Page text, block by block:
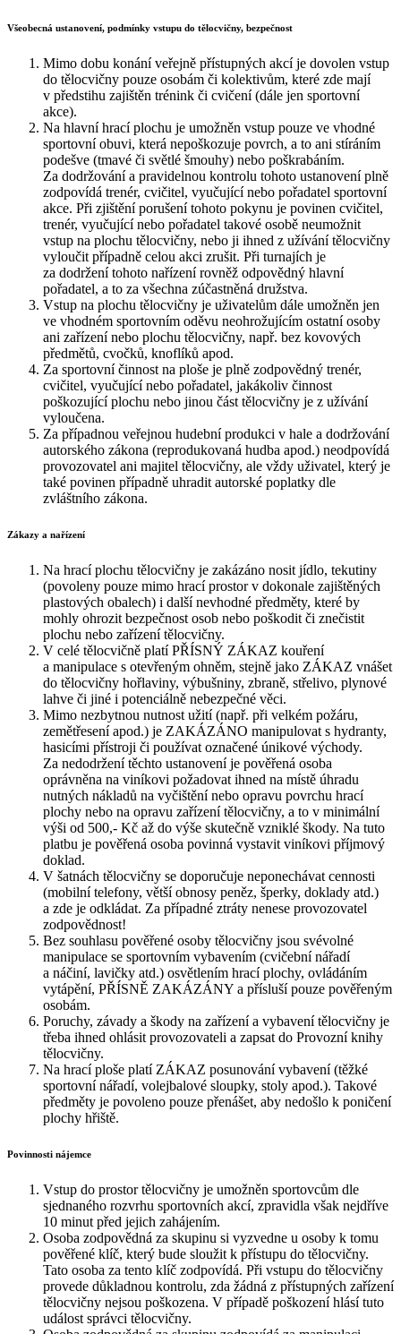
Všeobecná ustanovení, podmínky vstupu do tělocvičny, bezpečnost
Mimo dobu konání veřejně přístupných akcí je dovolen vstup
do tělocvičny pouze osobám či kolektivům, které zde mají
v předstihu zajištěn trénink či cvičení (dále jen sportovní
akce).
Na hlavní hrací plochu je umožněn vstup pouze ve vhodné
sportovní obuvi, která nepoškozuje povrch, a to ani stíráním
podešve (tmavé či světlé šmouhy) nebo poškrabáním.
Za dodržování a pravidelnou kontrolu tohoto ustanovení plně
zodpovídá trenér, cvičitel, vyučující nebo pořadatel sportovní
akce. Při zjištění porušení tohoto pokynu je povinen cvičitel,
trenér, vyučující nebo pořadatel takové osobě neumožnit
vstup na plochu tělocvičny, nebo ji ihned z užívání tělocvičny
vyloučit případně celou akci zrušit. Při turnajích je
za dodržení tohoto nařízení rovněž odpovědný hlavní
pořadatel, a to za všechna zúčastněná družstva.
Vstup na plochu tělocvičny je uživatelům dále umožněn jen
ve vhodném sportovním oděvu neohrožujícím ostatní osoby
ani zařízení nebo plochu tělocvičny, např. bez kovových
předmětů, cvočků, knoflíků apod.
Za sportovní činnost na ploše je plně zodpovědný trenér,
cvičitel, vyučující nebo pořadatel, jakákoliv činnost
poškozující plochu nebo jinou část tělocvičny je z užívání
vyloučena.
Za případnou veřejnou hudební produkci v hale a dodržování
autorského zákona (reprodukovaná hudba apod.) neodpovídá
provozovatel ani majitel tělocvičny, ale vždy uživatel, který je
také povinen případně uhradit autorské poplatky dle
zvláštního zákona.
Zákazy a nařízení
Na hrací plochu tělocvičny je zakázáno nosit jídlo, tekutiny
(povoleny pouze mimo hrací prostor v dokonale zajištěných
plastových obalech) i další nevhodné předměty, které by
mohly ohrozit bezpečnost osob nebo poškodit či znečistit
plochu nebo zařízení tělocvičny.
V celé tělocvičně platí PŘÍSNÝ ZÁKAZ kouření
a manipulace s otevřeným ohněm, stejně jako ZÁKAZ vnášet
do tělocvičny hořlaviny, výbušniny, zbraně, střelivo, plynové
lahve či jiné i potenciálně nebezpečné věci.
Mimo nezbytnou nutnost užití (např. při velkém požáru,
zemětřesení apod.) je ZAKÁZÁNO manipulovat s hydranty,
hasicími přístroji či používat označené únikové východy.
Za nedodržení těchto ustanovení je pověřená osoba
oprávněna na viníkovi požadovat ihned na místě úhradu
nutných nákladů na vyčištění nebo opravu povrchu hrací
plochy nebo na opravu zařízení tělocvičny, a to v minimální
výši od 500,- Kč až do výše skutečně vzniklé škody. Na tuto
platbu je pověřená osoba povinná vystavit viníkovi příjmový
doklad.
V šatnách tělocvičny se doporučuje neponechávat cennosti
(mobilní telefony, větší obnosy peněz, šperky, doklady atd.)
a zde je odkládat. Za případné ztráty nenese provozovatel
zodpovědnost!
Bez souhlasu pověřené osoby tělocvičny jsou svévolné
manipulace se sportovním vybavením (cvičební nářadí
a náčiní, lavičky atd.) osvětlením hrací plochy, ovládáním
vytápění, PŘÍSNĚ ZAKÁZÁNY a přísluší pouze pověřeným
osobám.
Poruchy, závady a škody na zařízení a vybavení tělocvičny je
třeba ihned ohlásit provozovateli a zapsat do Provozní knihy
tělocvičny.
Na hrací ploše platí ZÁKAZ posunování vybavení (těžké
sportovní nářadí, volejbalové sloupky, stoly apod.). Takové
předměty je povoleno pouze přenášet, aby nedošlo k poničení
plochy hřiště.
Povinnosti nájemce
Vstup do prostor tělocvičny je umožněn sportovcům dle
sjednaného rozvrhu sportovních akcí, zpravidla však nejdříve
10 minut před jejich zahájením.
Osoba zodpovědná za skupinu si vyzvedne u osoby k tomu
pověřené klíč, který bude sloužit k přístupu do tělocvičny.
Tato osoba za tento klíč zodpovídá. Při vstupu do tělocvičny
provede důkladnou kontrolu, zda žádná z přístupných zařízení
tělocvičny nejsou poškozena. V případě poškození hlásí tuto
událost správci tělocvičny.